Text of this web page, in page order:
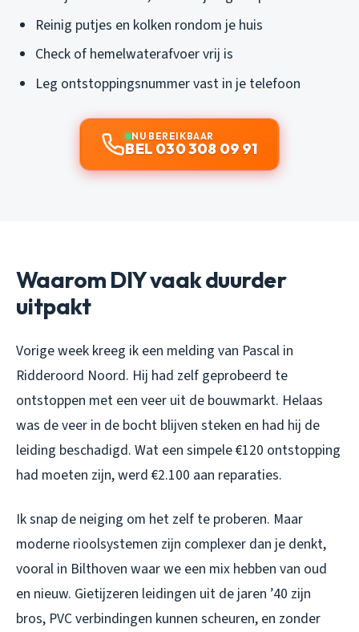
Reinig putjes en kolken rondom je huis
Check of hemelwaterafvoer vrij is
Leg ontstoppingsnummer vast in je telefoon
NU BEREIKBAAR
BEL 030 308 09 91
Waarom DIY vaak duurder
uitpakt
Vorige week kreeg ik een melding van Pascal in
Ridderoord Noord. Hij had zelf geprobeerd te
ontstoppen met een veer uit de bouwmarkt. Helaas
was de veer in de bocht blijven steken en had hij de
leiding beschadigd. Wat een simpele €120 ontstopping
had moeten zijn, werd €2.100 aan reparaties.
Ik snap de neiging om het zelf te proberen. Maar
moderne rioolsystemen zijn complexer dan je denkt,
vooral in Bilthoven waar we een mix hebben van oud
en nieuw. Gietijzeren leidingen uit de jaren ’40 zijn
bros, PVC verbindingen kunnen scheuren, en zonder